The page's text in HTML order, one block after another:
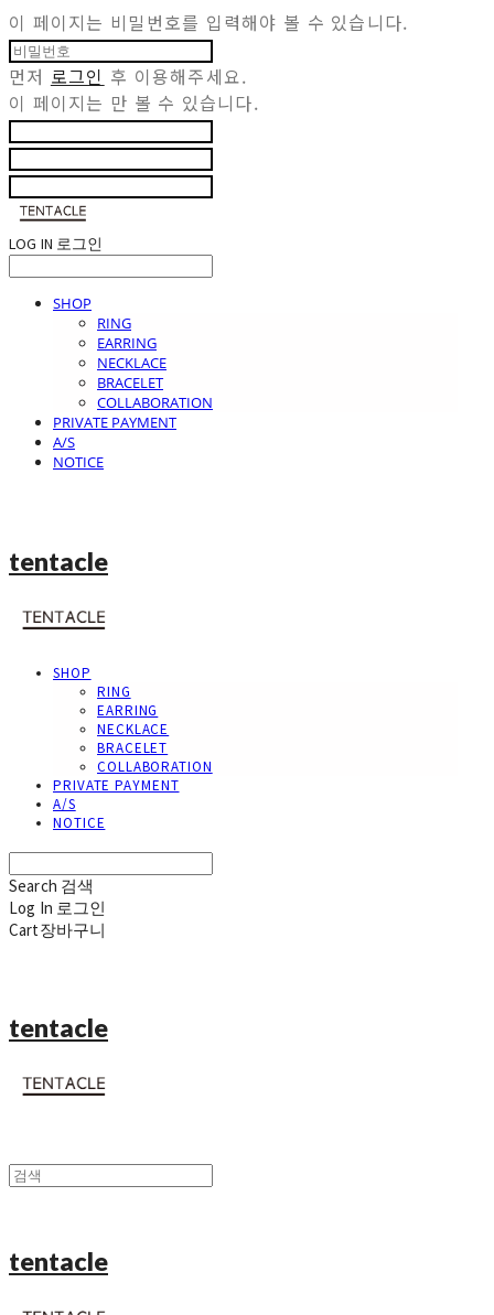
이 페이지는 비밀번호를 입력해야 볼 수 있습니다.
먼저 로그인 후 이용해주세요.
이 페이지는 만 볼 수 있습니다.
LOG IN 로그인
SHOP
RING
EARRING
NECKLACE
BRACELET
COLLABORATION
PRIVATE PAYMENT
A/S
NOTICE
tentacle
SHOP
RING
EARRING
NECKLACE
BRACELET
COLLABORATION
PRIVATE PAYMENT
A/S
NOTICE
Search 검색
Log In 로그인
Cart장바구니
tentacle
tentacle